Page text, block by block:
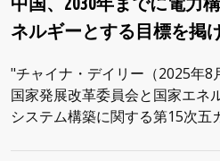
ネルギーとする目標を掲
"チャイナ・デイリー（2025年8
国家発展改革委員会と国家エネ
システム構築に関する第15次五